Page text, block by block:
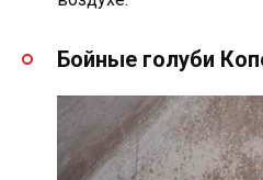
Бойные голуби